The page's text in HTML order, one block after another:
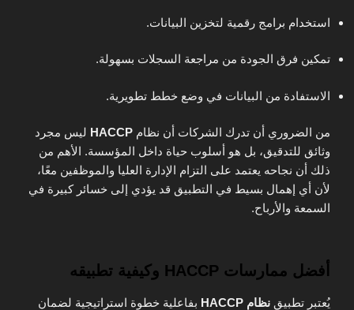
استخدام برامج رقمية لتخزين البيانات.
تمكين فرق الجودة من مراجعة السجلات بسهولة.
الاستفادة من البيانات في وضع خطط تطويرية.
من الضروري أن تدرك الشركات أن نظام HACCP ليس مجرد
وثائق للتدقيق، بل هو أسلوب حياة داخل المؤسسة. الأهم من
ذلك أن نجاحه يعتمد على التزام الإدارة العليا والموظفين معًا،
لأن أي إهمال بسيط في التطبيق قد يؤدي إلى خسائر كبيرة في
السمعة والأرباح.
أفضل ممارسات HACCP وكيفية تطبيقه
يُعتبر تطبيق نظام HACCP
بفاعلية خطوة استراتيجية لضمان